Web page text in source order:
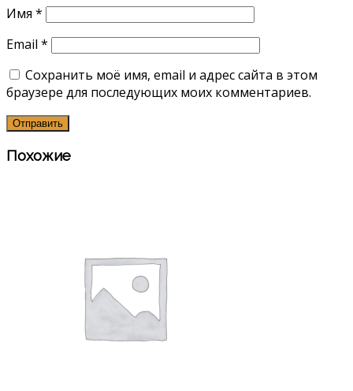
Имя *
Email *
Сохранить моё имя, email и адрес сайта в этом
браузере для последующих моих комментариев.
Похожие